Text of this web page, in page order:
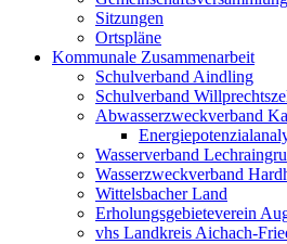
Sitzungen
Ortspläne
Kommunale Zusammenarbeit
Schulverband Aindling
Schulverband
Abwasserzweckverband
Wasserverband
Wasserzweckverband
Wittelsbacher Land
Erholungsgebieteverein
vhs Landkreis Aichach-